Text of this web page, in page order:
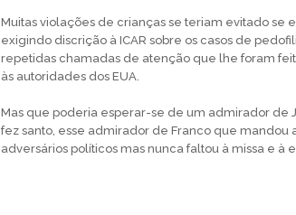
Muitas violações de crianças se teriam evitado se
exigindo discrição à ICAR sobre os casos de
repetidas chamadas de atenção que lhe foram
às autoridades dos EUA.
Mas que poderia esperar-se de um admirador de
fez santo, esse admirador de Franco que mandou
adversários políticos mas nunca faltou à missa e à